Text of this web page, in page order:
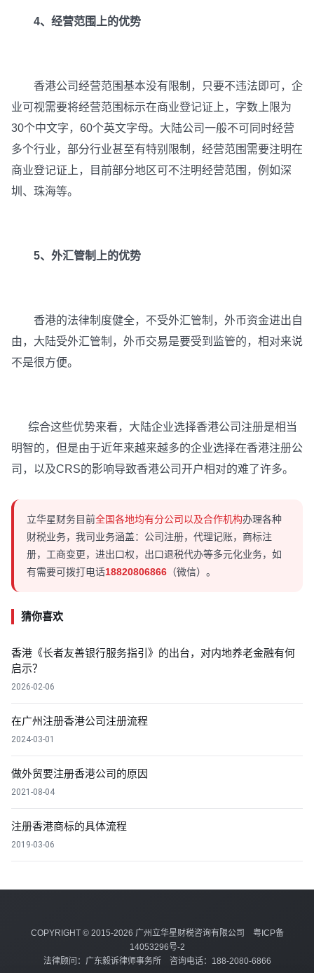
4、经营范围上的优势
香港公司经营范围基本没有限制，只要不违法即可，企
业可视需要将经营范围标示在商业登记证上，字数上限为
30个中文字，60个英文字母。大陆公司一般不可同时经营
多个行业，部分行业甚至有特别限制，经营范围需要注明在
商业登记证上，目前部分地区可不注明经营范围，例如深
圳、珠海等。
5、外汇管制上的优势
香港的法律制度健全，不受外汇管制，外币资金进出自
由，大陆受外汇管制，外币交易是要受到监管的，相对来说
不是很方便。
综合这些优势来看，大陆企业选择香港公司注册是相当
明智的，但是由于近年来越来越多的企业选择在香港注册公
司，以及CRS的影响导致香港公司开户相对的难了许多。
立华星财务目前全国各地均有分公司以及合作机构办理各种
财税业务，我司业务涵盖：公司注册，代理记账，商标注
册，工商变更，进出口权，出口退税代办等多元化业务，如
有需要可拨打电话18820806866 （微信）。
猜你喜欢
香港《长者友善银行服务指引》的出台，对内地养老金融有何
启示？
2026-02-06
在广州注册香港公司注册流程
2024-03-01
做外贸要注册香港公司的原因
2021-08-04
注册香港商标的具体流程
2019-03-06
COPYRIGHT © 2015-2026 广州立华星财税咨询有限公司 粤ICP备
14053296号-2
法律顾问：广东毅诉律师事务所 咨询电话：188-2080-6866